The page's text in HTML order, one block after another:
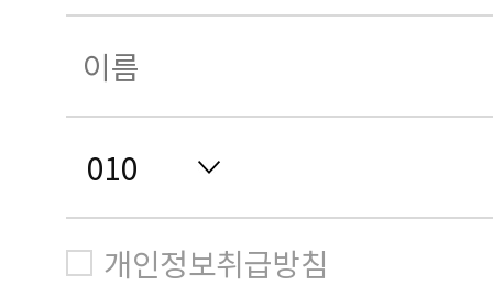
개인정보취급방침